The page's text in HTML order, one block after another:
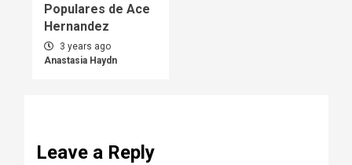
Populares de Ace
Hernandez
3 years ago
Anastasia Haydn
Leave a Reply